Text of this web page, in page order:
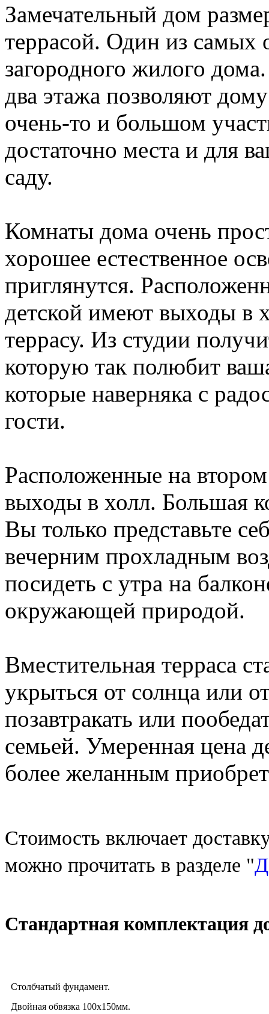
Замечательный дом
террасой. Один из самых
загородного жилого
два этажа позволяют
очень-то и большом
достаточно места и для
саду.
Комнаты дома очень
хорошее естественное
приглянутся.
детской имеют выходы в
террасу. Из студии
которую так полюбит
которые наверняка с
гости.
Расположенные на
выходы в холл. Большая
Вы только представьте
вечерним прохладным
посидеть с утра на
окружающей природой.
Вместительная терраса
укрыться от солнца или
позавтракать или
семьей. Умеренная цена
более желанным
Стоимость включает
можно прочитать в разделе "
Стандартная комплектация
Столбчатый фундамент.
Двойная обвязка 100x150мм.